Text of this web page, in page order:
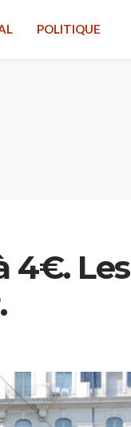
POLITIQUE
4€. Les